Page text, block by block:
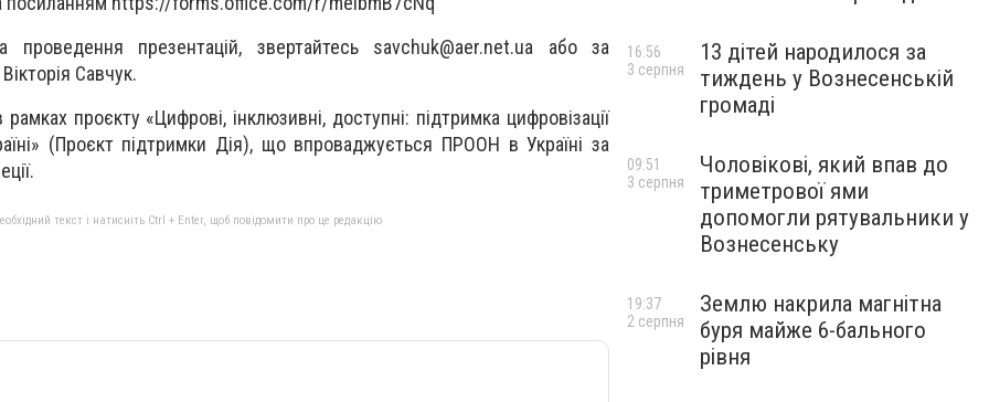
проведення презентацій, звертайтесь savchuk@aer.net.ua або за
Савчук.
рамках проєкту «Цифрові, інклюзивні, доступні: підтримка цифровізації
(Проєкт підтримки Дія), що впроваджується ПРООН в Україні за
текст і натисніть Ctrl + Enter, щоб повідомити про це редакцію
13 дітей народилося за
тиждень у Вознесенській
громаді
16:56
3 серпня
Чоловікові, який впав до
триметрової ями
допомогли рятувальники у
Вознесенську
09:51
3 серпня
Землю накрила магнітна
буря майже 6-бального
рівня
19:37
2 серпня